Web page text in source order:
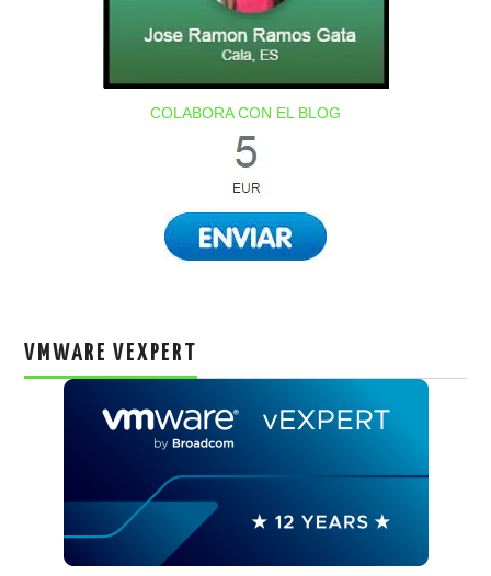
COLABORA CON EL BLOG
VMWARE VEXPERT